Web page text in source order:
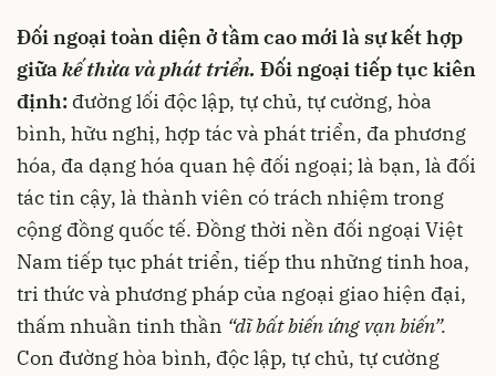
Đối ngoại toàn diện ở tầm cao mới là sự kết hợp
giữakế thừa và phát triển. Đối ngoại tiếp tục kiên
định: đường lối độc lập, tự chủ, tự cường, hòa
bình, hữu nghị, hợp tác và phát triển, đa phương
hóa, đa dạng hóa quan hệ đối ngoại; là bạn, là đối
tác tin cậy, là thành viên có trách nhiệm trong
cộng đồng quốc tế. Đồng thời nền đối ngoại Việt
Nam tiếp tục phát triển, tiếp thu những tinh hoa,
tri thức và phương pháp của ngoại giao hiện đại,
thấm nhuần tinh thần “dĩ bất biến ứng vạn biến”.
Con đường hòa bình, độc lập, tự chủ, tự cường